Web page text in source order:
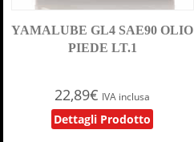
YAMALUBE GL4 SAE90 OLIO
PIEDE LT.1
22,89€ IVA inclusa
Dettagli Prodotto